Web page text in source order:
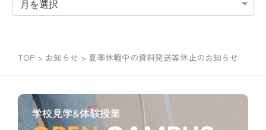
TOP > お知らせ > 夏季休暇中の資料発送等休止のお知らせ